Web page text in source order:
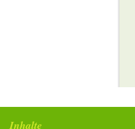
Inhalte